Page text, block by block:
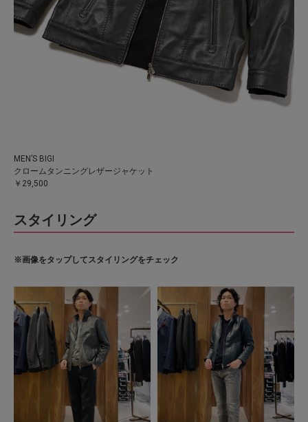
MEN’S BIGI
クロームタンニングレザージャケット
￥29,500
スタイリング
※画像をタップしてスタイリングをチェック